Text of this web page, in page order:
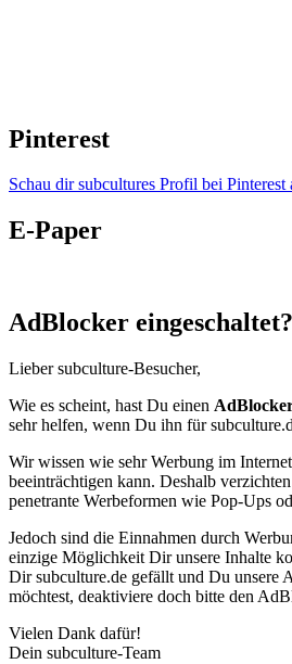
Pinterest
Schau dir subcultures Profil bei Pinterest
E-Paper
AdBlocker eingeschaltet?
Lieber subculture-Besucher,
Wie es scheint, hast Du einen
sehr helfen, wenn Du ihn für
Wir wissen wie sehr Werbung im
beeinträchtigen kann. Deshalb
penetrante Werbeformen wie Pop-Ups
Jedoch sind die Einnahmen durch
einzige Möglichkeit Dir unsere Inhalte
Dir subculture.de gefällt und Du unsere
möchtest, deaktiviere doch bitte den
Vielen Dank dafür!
Dein subculture-Team